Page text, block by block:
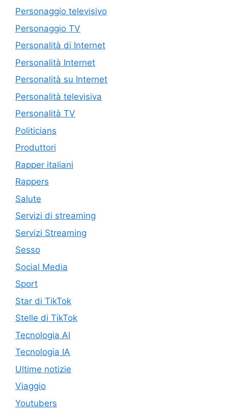
Personaggio televisivo
Personaggio TV
Personalità di Internet
Personalità Internet
Personalità su Internet
Personalità televisiva
Personalità TV
Politicians
Produttori
Rapper italiani
Rappers
Salute
Servizi di streaming
Servizi Streaming
Sesso
Social Media
Sport
Star di TikTok
Stelle di TikTok
Tecnologia AI
Tecnologia IA
Ultime notizie
Viaggio
Youtubers